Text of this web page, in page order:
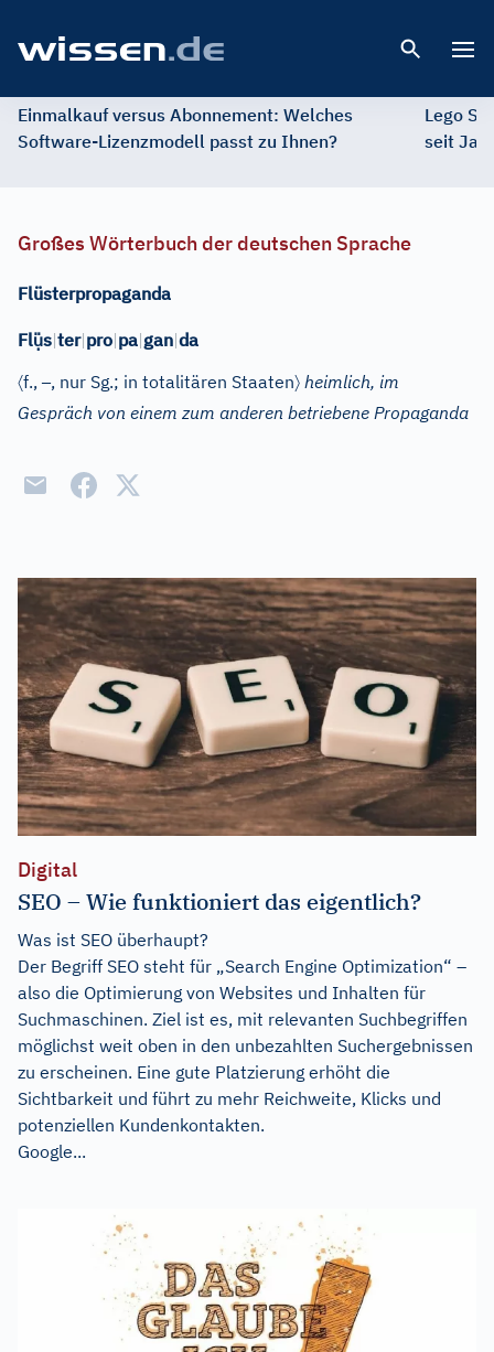
Einmalkauf versus Abonnement: Welches
Software-Lizenzmodell passt zu Ihnen?
Lego
seit
Großes Wörterbuch der deutschen Sprache
Flüsterpropaganda
Flụ̈s|ter|pro|pa|gan|da
〈f.,–, nur Sg.; in totalitären Staaten〉 heimlich, im
Gespräch von einem zum anderen betriebene Propaganda
Digital
SEO – Wie funktioniert das eigentlich?
Was ist SEO überhaupt?
Der Begriff SEO steht für „Search Engine Optimization“ –
also die Optimierung von Websites und Inhalten für
Suchmaschinen. Ziel ist es, mit relevanten Suchbegriffen
möglichst weit oben in den unbezahlten Suchergebnissen
zu erscheinen. Eine gute Platzierung erhöht die
Sichtbarkeit und führt zu mehr Reichweite, Klicks und
potenziellen Kundenkontakten.
Google...